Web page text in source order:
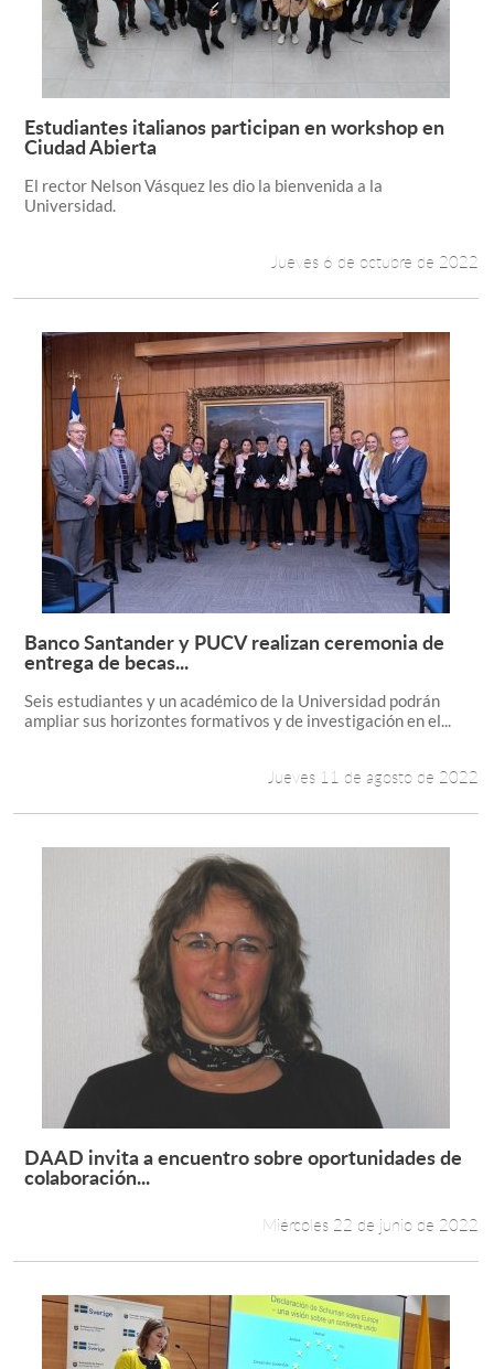
Leer más +
Estudiantes italianos participan en workshop en
Ciudad Abierta
El rector Nelson Vásquez les dio la bienvenida a la
Universidad.
Jueves 6 de octubre de 2022
Leer más +
Banco Santander y PUCV realizan ceremonia de
entrega de becas...
Seis estudiantes y un académico de la Universidad podrán
ampliar sus horizontes formativos y de investigación en el...
Jueves 11 de agosto de 2022
Leer más +
DAAD invita a encuentro sobre oportunidades de
colaboración...
Miércoles 22 de junio de 2022